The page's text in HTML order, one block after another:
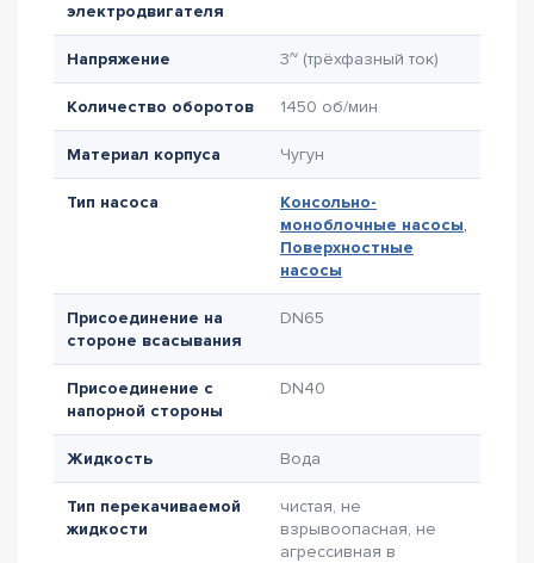
электродвигателя
Напряжение 3~ (трёхфазный ток)
Количество оборотов 1450 об/мин
Материал корпуса Чугун
Тип насоса
Консольно-
моноблочные насосы,
Поверхностные
насосы
Присоединение на
стороне всасывания
DN65
Присоединение с
напорной стороны
DN40
Жидкость Вода
Тип перекачиваемой
жидкости
чистая, не
взрывоопасная, не
агрессивная в